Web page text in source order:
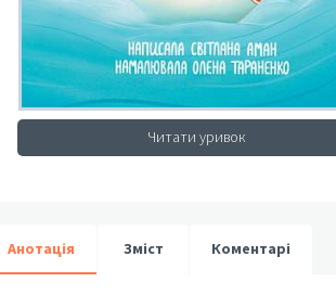
Читати уривок
Анотація Зміст Коментарі